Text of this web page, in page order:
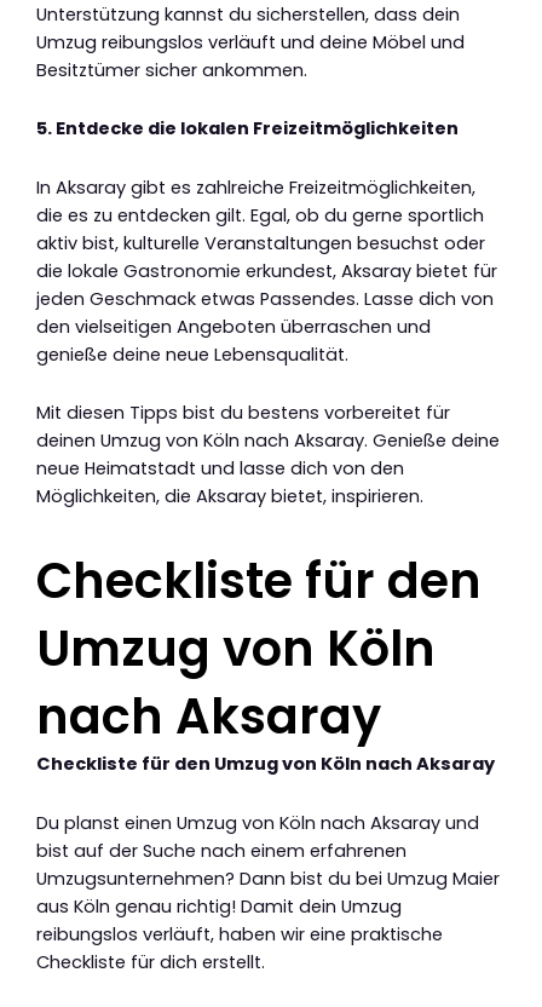
Unterstützung kannst du sicherstellen, dass dein
Umzug reibungslos verläuft und deine Möbel und
Besitztümer sicher ankommen.
5. Entdecke die lokalen Freizeitmöglichkeiten
In Aksaray gibt es zahlreiche Freizeitmöglichkeiten,
die es zu entdecken gilt. Egal, ob du gerne sportlich
aktiv bist, kulturelle Veranstaltungen besuchst oder
die lokale Gastronomie erkundest, Aksaray bietet für
jeden Geschmack etwas Passendes. Lasse dich von
den vielseitigen Angeboten überraschen und
genieße deine neue Lebensqualität.
Mit diesen Tipps bist du bestens vorbereitet für
deinen Umzug von Köln nach Aksaray. Genieße deine
neue Heimatstadt und lasse dich von den
Möglichkeiten, die Aksaray bietet, inspirieren.
Checkliste für den
Umzug von Köln
nach Aksaray
Checkliste für den Umzug von Köln nach Aksaray
Du planst einen Umzug von Köln nach Aksaray und
bist auf der Suche nach einem erfahrenen
Umzugsunternehmen? Dann bist du bei Umzug Maier
aus Köln genau richtig! Damit dein Umzug
reibungslos verläuft, haben wir eine praktische
Checkliste für dich erstellt.